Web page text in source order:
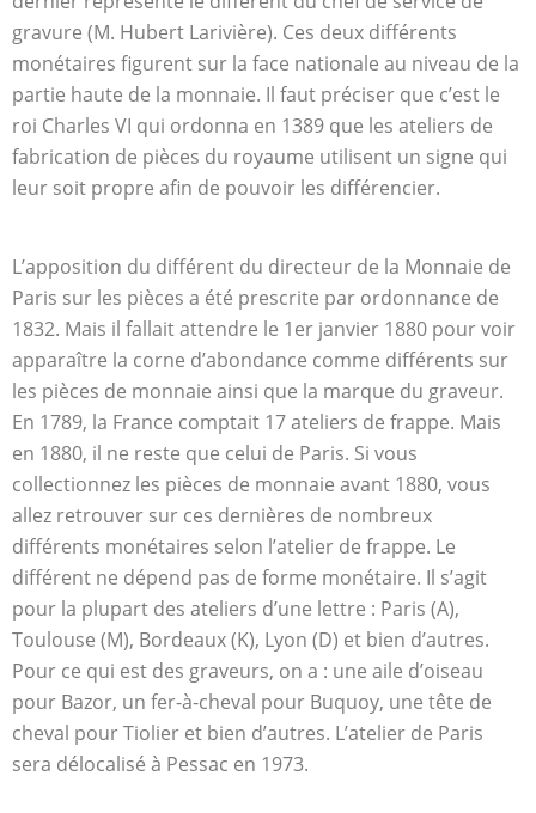
gravure (M. Hubert Larivière). Ces deux différents
monétaires figurent sur la face nationale au niveau de la
partie haute de la monnaie. Il faut préciser que c’est le
roi Charles VI qui ordonna en 1389 que les ateliers de
fabrication de pièces du royaume utilisent un signe qui
leur soit propre afin de pouvoir les différencier.
L’apposition du différent du directeur de la Monnaie de
Paris sur les pièces a été prescrite par ordonnance de
1832. Mais il fallait attendre le 1er janvier 1880 pour voir
apparaître la corne d’abondance comme différents sur
les pièces de monnaie ainsi que la marque du graveur.
En 1789, la France comptait 17 ateliers de frappe. Mais
en 1880, il ne reste que celui de Paris. Si vous
collectionnez les pièces de monnaie avant 1880, vous
allez retrouver sur ces dernières de nombreux
différents monétaires selon l’atelier de frappe. Le
différent ne dépend pas de forme monétaire. Il s’agit
pour la plupart des ateliers d’une lettre : Paris (A),
Toulouse (M), Bordeaux (K), Lyon (D) et bien d’autres.
Pour ce qui est des graveurs, on a : une aile d’oiseau
pour Bazor, un fer-à-cheval pour Buquoy, une tête de
cheval pour Tiolier et bien d’autres. L’atelier de Paris
sera délocalisé à Pessac en 1973.